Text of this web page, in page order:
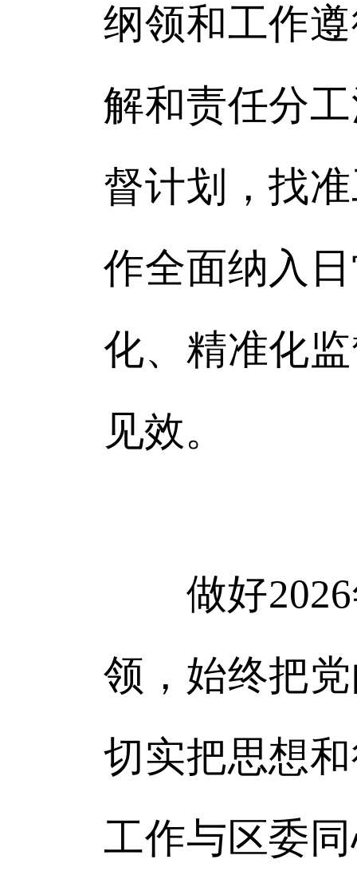
纲领和工作
解和责任分
督计划，找
作全面纳入
化、精准化
见效。
做好2026
领，始终把
切实把思想
工作与区委